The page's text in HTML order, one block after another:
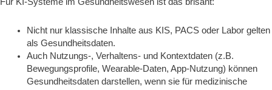
Nicht nur klassische Inhalte aus KIS, PACS oder Labor gelten
als Gesundheitsdaten.
Auch Nutzungs‑, Verhaltens‑ und Kontextdaten (z.B.
Bewegungsprofile, Wearable‑Daten, App‑Nutzung) können
Gesundheitsdaten darstellen, wenn sie für medizinische